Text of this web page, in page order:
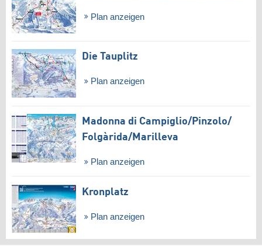
Plan anzeigen
Die Tauplitz
Plan anzeigen
Madonna di Campiglio/​Pinzolo/​
Folgàrida/​Marilleva
Plan anzeigen
Kronplatz
Plan anzeigen